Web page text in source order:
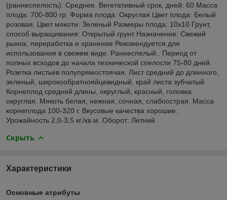
(раннеспелость): Среднее. Вегетативный срок, дней: 60 Масса
плода: 700-800 гр. Форма плода: Округлая Цвет плода: Белый
розовая. Цвет мякоти: Зеленый Размеры плода: 10х10 Грунт,
способ выращивания: Открытый грунт Назначение: Свежий
рынок, переработка и хранение Рекомендуется для
использования в свежем виде. Раннеспелый.. Период от
полных всходов до начала технической спелости 75-80 дней.
Розетка листьев полупрямостоячая. Лист средний до длинного,
зеленый, широкообратнояйцевидный, край листа зубчатый.
Корнеплод средней длины, округлый, красный, головка
округлая. Мякоть белая, нежная, сочная, слабоострая. Масса
корнеплода 100-320 г. Вкусовые качества хорошие.
Урожайность 2,0-3,5 кг./кв.м. Оборот: Летний
Скрыть
Характеристики
Основные атрибуты